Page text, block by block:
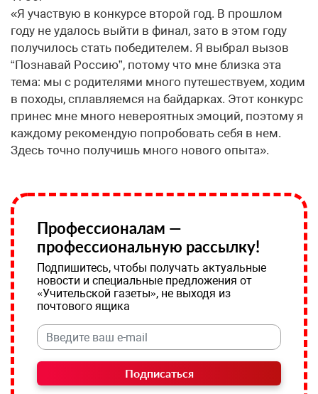
«Я участвую в конкурсе второй год. В прошлом
году не удалось выйти в финал, зато в этом году
получилось стать победителем. Я выбрал вызов
“Познавай Россию”, потому что мне близка эта
тема: мы с родителями много путешествуем, ходим
в походы, сплавляемся на байдарках. Этот конкурс
принес мне много невероятных эмоций, поэтому я
каждому рекомендую попробовать себя в нем.
Здесь точно получишь много нового опыта».
Профессионалам —
профессиональную рассылку!
Подпишитесь, чтобы получать актуальные
новости и специальные предложения от
«Учительской газеты», не выходя из
почтового ящика
Подписаться